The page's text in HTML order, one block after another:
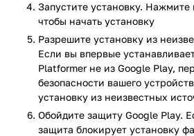
Особенности игры
Игровой процесс: пользователь
который должен пройти множество
боссами и решать головоломки.
Графика: яркая и красочная 2D
атмосферу платформера.
Запустите установку.
чтобы начать установку
Разрешите установку из
Если вы впервые
Platformer не из Google Play,
безопасности вашего
установку из неизвестных
Обойдите защиту Google Play.
защита блокирует установку